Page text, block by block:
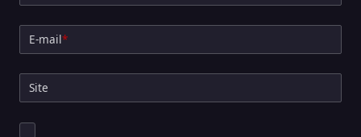
E-mail*
Site